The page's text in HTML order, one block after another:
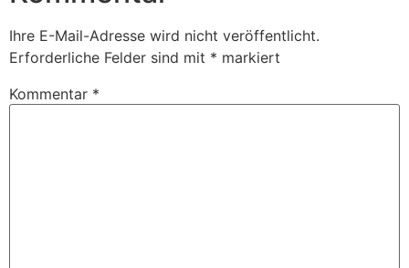
Ihre E-Mail-Adresse wird nicht veröffentlicht.
Erforderliche Felder sind mit * markiert
Kommentar *